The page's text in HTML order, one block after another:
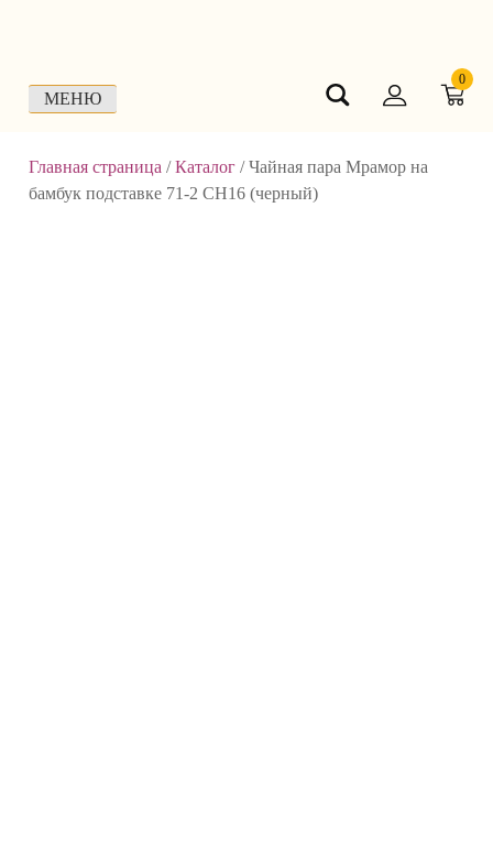
МЕНЮ
0
Главная страница /Каталог /Чайная пара Мрамор на
бамбук подставке 71-2 СН16 (черный)